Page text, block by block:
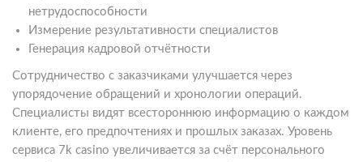
нетрудоспособности
Измерение результативности специалистов
Генерация кадровой отчётности
Сотрудничество с заказчиками улучшается через
упорядочение обращений и хронологии операций.
Специалисты видят всестороннюю информацию о каждом
клиенте, его предпочтениях и прошлых заказах. Уровень
сервиса 7k casino увеличивается за счёт персонального